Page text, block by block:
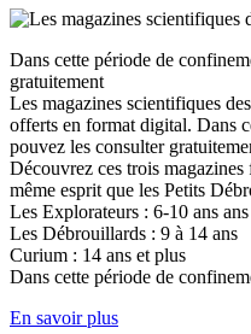
Dans cette période de
gratuitement
Les magazines scientifiques
offerts en format digital. Dans
pouvez les consulter
Découvrez ces trois
même esprit que les Petits
Les Explorateurs : 6-10 ans ans
Les Débrouillards : 9 à 14 ans
Curium : 14 ans et plus
Dans cette période de
En savoir plus